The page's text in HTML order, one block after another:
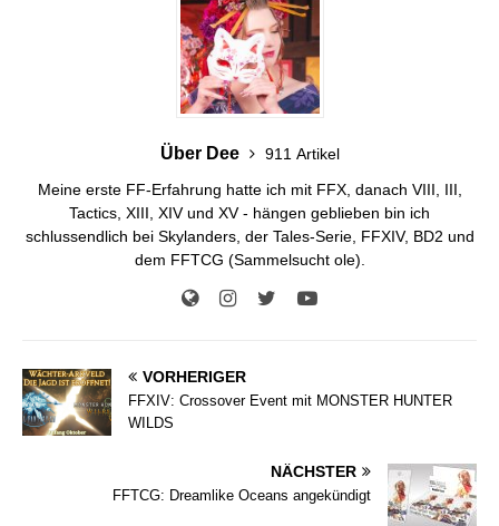
Über Dee
911 Artikel
Meine erste FF-Erfahrung hatte ich mit FFX, danach VIII, III,
Tactics, XIII, XIV und XV - hängen geblieben bin ich
schlussendlich bei Skylanders, der Tales-Serie, FFXIV, BD2 und
dem FFTCG (Sammelsucht ole).
VORHERIGER
FFXIV: Crossover Event mit MONSTER HUNTER
WILDS
NÄCHSTER
FFTCG: Dreamlike Oceans angekündigt